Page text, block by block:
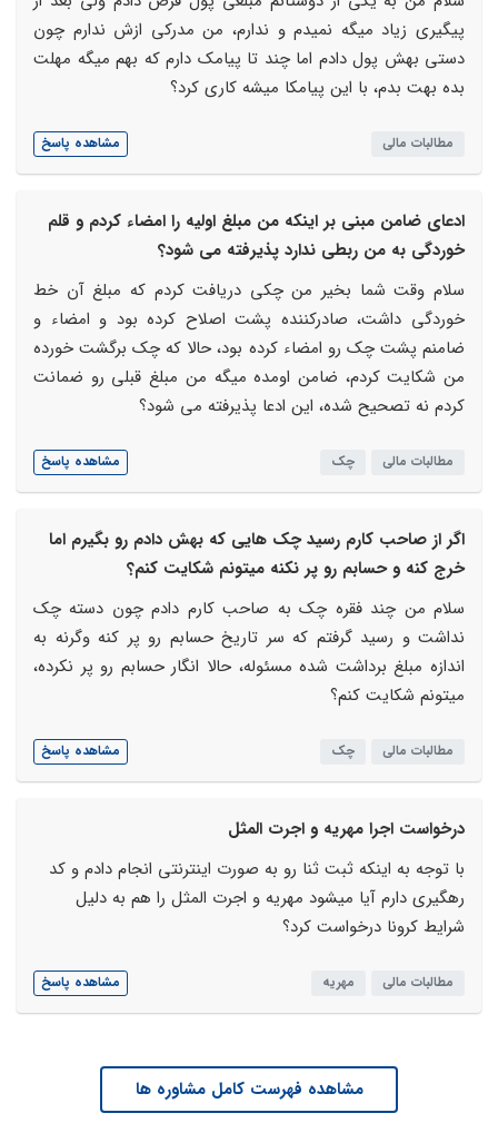
پیگیری زیاد میگه نمیدم و ندارم، من مدرکی ازش ندارم چون
دستی بهش پول دادم اما چند تا پیامک دارم که بهم میگه مهلت
بده بهت بدم، با این پیامکا میشه کاری کرد؟
مطالبات مالی مشاهده پاسخ
ادعای ضامن مبنی بر اینکه من مبلغ اولیه را امضاء کردم و قلم
خوردگی به من ربطی ندارد پذیرفته می شود؟
سلام وقت شما بخیر من چکی دریافت کردم که مبلغ آن خط
خوردگی داشت، صادرکننده پشت اصلاح کرده بود و امضاء و
ضامنم پشت چک رو امضاء کرده بود، حالا که چک برگشت خورده
من شکایت کردم، ضامن اومده میگه من مبلغ قبلی رو ضمانت
کردم نه تصحیح شده، این ادعا پذیرفته می شود؟
مطالبات مالی چک مشاهده پاسخ
اگر از صاحب کارم رسید چک هایی که بهش دادم رو بگیرم اما
خرج کنه و حسابم رو پر نکنه میتونم شکایت کنم؟
سلام من چند فقره چک به صاحب کارم دادم چون دسته چک
نداشت و رسید گرفتم که سر تاریخ حسابم رو پر کنه وگرنه به
اندازه مبلغ برداشت شده مسئوله، حالا انگار حسابم رو پر نکرده،
میتونم شکایت کنم؟
مطالبات مالی چک مشاهده پاسخ
درخواست اجرا مهریه و اجرت المثل
با توجه به اینکه ثبت ثنا رو به صورت اینترنتی انجام دادم و کد
رهگیری دارم آیا میشود مهریه و اجرت المثل را هم به دلیل
شرایط کرونا درخواست کرد؟
مطالبات مالی مهریه مشاهده پاسخ
مشاهده فهرست کامل مشاوره ها